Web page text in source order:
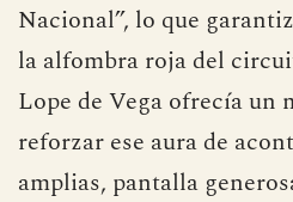
Nacional”, lo que
la alfombra roja del
Lope de Vega ofrecía un
reforzar ese aura de
amplias, pantalla